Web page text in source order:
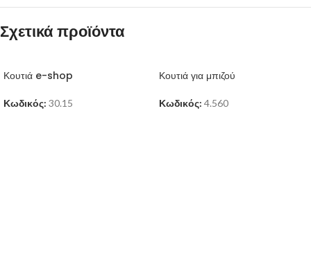
Σχετικά προϊόντα
Κουτιά e-shop
Κωδικός: 30.15
Κουτιά για μπιζού
Κωδικός: 4.560